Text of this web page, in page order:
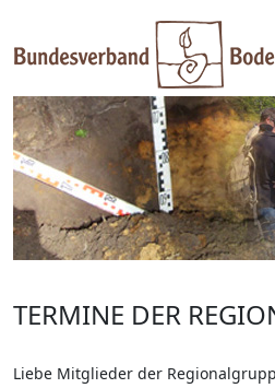
TERMINE DER
Liebe Mitglieder der